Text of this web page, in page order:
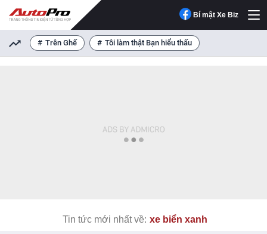
Bí mật Xe Biz
Trên Ghế Tôi làm thật Bạn hiểu thấu
Tin tức mới nhất về: xe biển xanh